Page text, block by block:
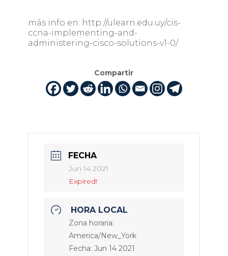
más info en: http://ulearn.edu.uy/cis-
ccna-implementing-and-
administering-cisco-solutions-v1-0/
Compartir
FECHA
Jun 14 2021
Expired!
HORA LOCAL
Zona horaria:
America/New_York
Fecha: Jun 14 2021